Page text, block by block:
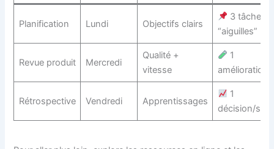
Planification Lundi Objectifs clairs
3 tâches
“aiguilles”
Revue produit Mercredi
Qualité +
vitesse
1
amélioration/
Rétrospective Vendredi Apprentissages
1
décision/sem